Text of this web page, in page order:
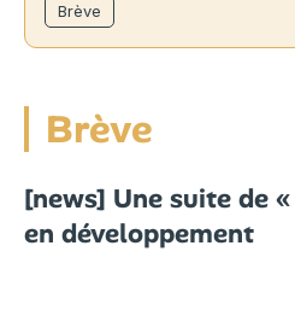
Brève
Brève
[news] Une suite de
en développement